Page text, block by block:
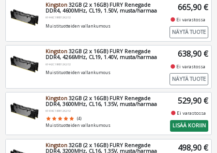
Kingston 32GB (2 x 16GB) FURY Renegade
DDR4, 4600MHz, CL19, 1.50V, musta/harmaa
KF446C19RB12K2/32
Muistituotteiden vallankumous
665,90 €
fiber_manual_record Ei varastossa
NÄYTÄ TUOTE
Kingston 32GB (2 x 16GB) FURY Renegade
DDR4, 4266MHz, CL19, 1.40V, musta/harmaa
KF442C19RB12K2/32
Muistituotteiden vallankumous
638,90 €
fiber_manual_record Ei varastossa
NÄYTÄ TUOTE
Kingston 32GB (2 x 16GB) FURY Renegade
DDR4, 3600MHz, CL16, 1.35V, musta/harmaa
KF436C16RB12K2/32
star star star star star (4)
Muistituotteiden vallankumous
529,90 €
fiber_manual_record Ei varastossa
LISÄÄ KORIIN
Kingston 32GB (2 x 16GB) FURY Renegade
DDR4, 3200MHz, CL16, 1.35V, musta/harmaa
498,90 €